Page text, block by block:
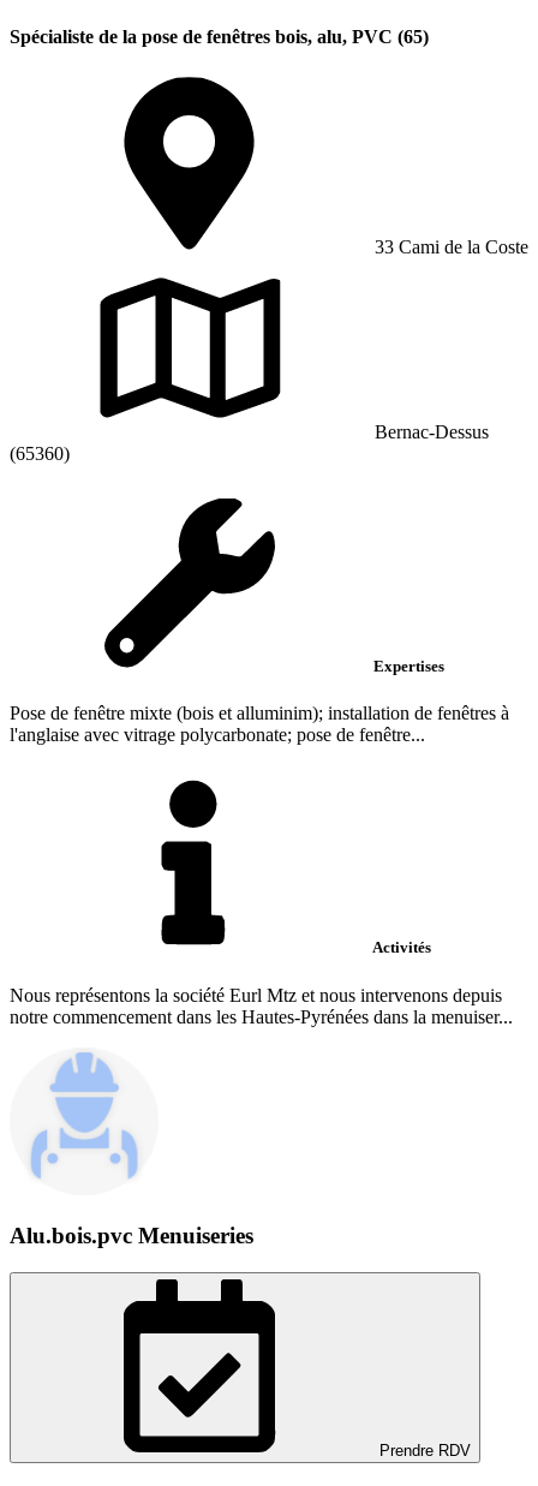
Spécialiste de la pose de fenêtres bois, alu, PVC (65)
33 Cami de la Coste
Bernac-Dessus
(65360)
Expertises
Pose de fenêtre mixte (bois et alluminim); installation de fenêtres à
l'anglaise avec vitrage polycarbonate; pose de fenêtre...
Activités
Nous représentons la société Eurl Mtz et nous intervenons depuis
notre commencement dans les Hautes-Pyrénées dans la menuiser...
Alu.bois.pvc Menuiseries
Prendre RDV